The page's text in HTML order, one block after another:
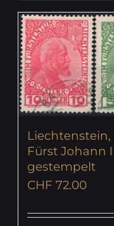
Liechtenstein,
Fürst Johann
gestempelt
CHF 72.00